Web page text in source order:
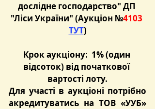
дослідне господарство" ДП
"Ліси України" (Аукціон №4103
ТУТ)
Крок аукціону:  1% (один
відсоток) від початкової
вартості лоту.
Для участі в аукціоні потрібно
акредитуватись на ТОВ «УУБ»